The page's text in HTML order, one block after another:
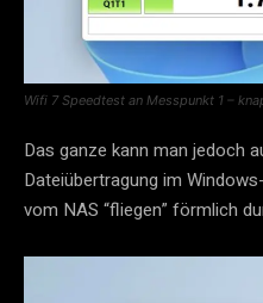
Wifi 7 Speedtest an Messpunkt 1 –
Das ganze kann man jedoch
Dateiübertragung im
vom NAS “fliegen” förmlich